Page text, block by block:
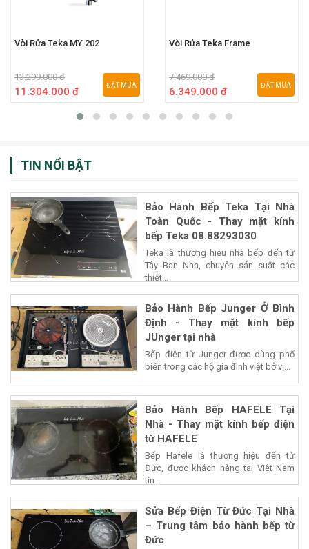
Vòi Rửa Teka MY 202
13.299.000 đ
11.304.000 đ
ĐẶT MUA
Vòi Rửa Teka Frame
7.469.000 đ
6.349.000 đ
ĐẶT MUA
TIN NỔI BẬT
Bảo Hành Bếp Teka Tại Nhà
Toàn Quốc - Thay mặt kính
bếp Teka 08.88293030
Teka là thương hiệu nhà bếp đến từ
Tây Ban Nha, chuyên sản suất các
thiết...
Bảo Hành Bếp Junger Ở Bình
Định - Thay mặt kính bếp
JUnger tại nhà
Bếp điện từ Junger được dùng phổ
biến trong các hộ gia đình việt bở vị...
Bảo Hành Bếp HAFELE Tại
Nhà - Thay mặt kính bếp điện
từ HAFELE
Bếp Hafele là thương hiệu đến từ
Đức, được khách hàng tại Việt Nam
tin...
Sửa Bếp Điện Từ Đức Tại Nhà
– Trung tâm bảo hành bếp từ
Đức